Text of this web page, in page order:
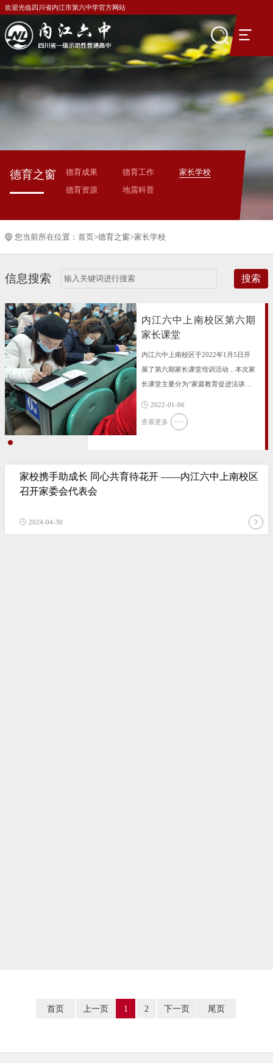
欢迎光临四川省内江市第六中学官方网站
您当前所在位置： 首页>德育之窗>家长学校
德育之窗 德育成果 德育工作 家长学校
德育资源 地震科普
信息搜索 搜索
内江六中上南校区第六期
家长课堂
内江六中上南校区于2022年1月5日开
展了第六期家长课堂培训活动，本次家
长课堂主要分为“家庭教育促进法讲
2022-01-06
查看更多
​家校携手助成长 同心共育待花开 ——内江六中上南校区
召开家委会代表会
2024-04-30
2022-07-05
首页 上一页 1 2 下一页 尾页